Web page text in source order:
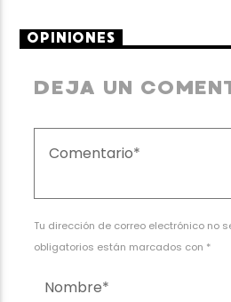
OPINIONES
DEJA UN
Tu dirección de correo electrónico no
obligatorios están marcados con *